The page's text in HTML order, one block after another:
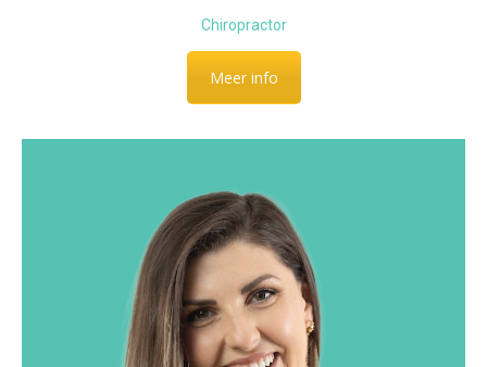
Chiropractor
Meer info